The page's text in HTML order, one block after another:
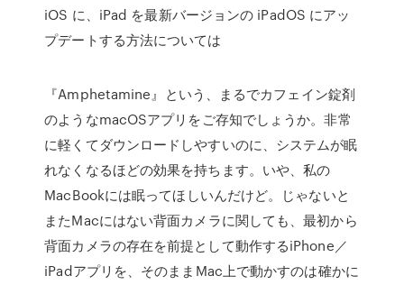
iOS に、iPad を最新バージョンの iPadOS にアッ
プデートする方法については
『Amphetamine』という、まるでカフェイン錠剤
のようなmacOSアプリをご存知でしょうか。非常
に軽くてダウンロードしやすいのに、システムが眠
れなくなるほどの効果を持ちます。いや、私の
MacBookには眠ってほしいんだけど。じゃないと
またMacにはない背面カメラに関しても、最初から
背面カメラの存在を前提として動作するiPhone／
iPadアプリを、そのままMac上で動かすのは確かに